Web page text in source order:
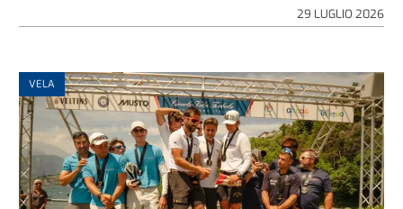
29 LUGLIO 2026
VELA